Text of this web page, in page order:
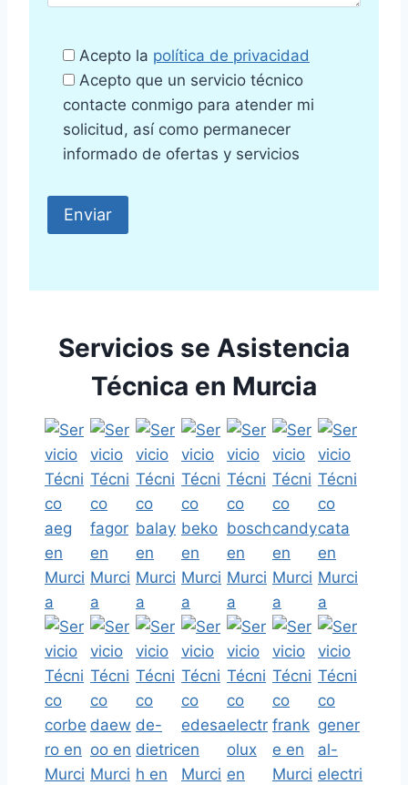
Acepto la política de privacidad
Acepto que un servicio técnico
contacte conmigo para atender mi
solicitud, así como permanecer
informado de ofertas y servicios
Servicios se Asistencia
Técnica en Murcia